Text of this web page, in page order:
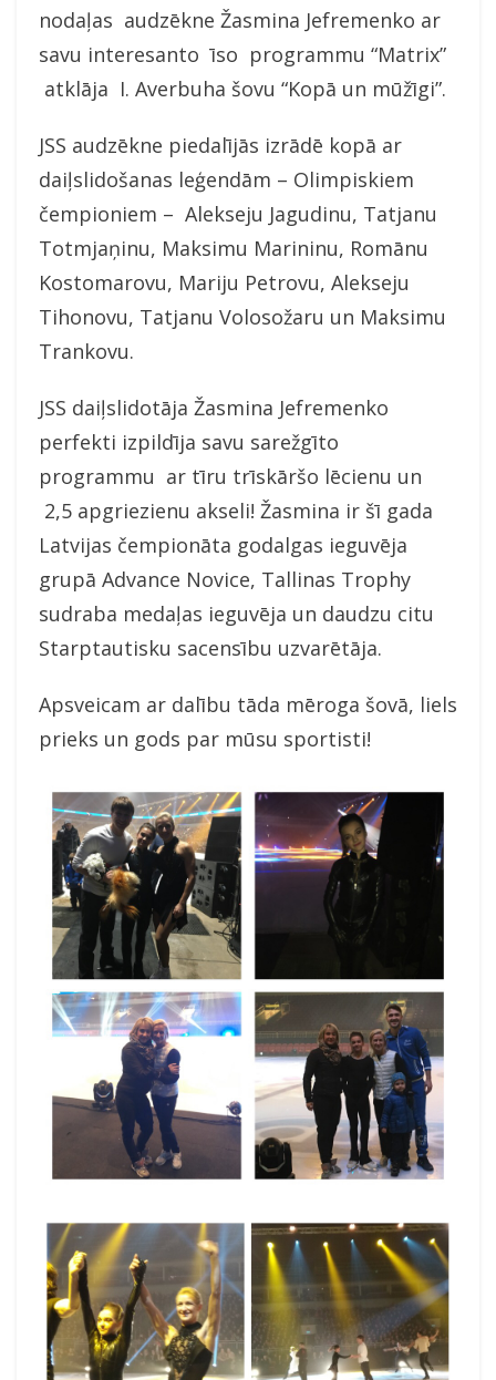
nodaļas audzēkne Žasmina Jefremenko ar
savu interesanto īso programmu “Matrix”
atklāja I. Averbuha šovu “Kopā un mūžīgi”.
JSS audzēkne piedalījās izrādē kopā ar
daiļslidošanas leģendām – Olimpiskiem
čempioniem – Alekseju Jagudinu, Tatjanu
Totmjaņinu, Maksimu Marininu, Romānu
Kostomarovu, Mariju Petrovu, Alekseju
Tihonovu, Tatjanu Volosožaru un Maksimu
Trankovu.
JSS daiļslidotāja Žasmina Jefremenko
perfekti izpildīja savu sarežgīto
programmu ar tīru trīskāršo lēcienu un
2,5 apgriezienu akseli! Žasmina ir šī gada
Latvijas čempionāta godalgas ieguvēja
grupā Advance Novice, Tallinas Trophy
sudraba medaļas ieguvēja un daudzu citu
Starptautisku sacensību uzvarētāja.
Apsveicam ar dalību tāda mēroga šovā, liels
prieks un gods par mūsu sportisti!